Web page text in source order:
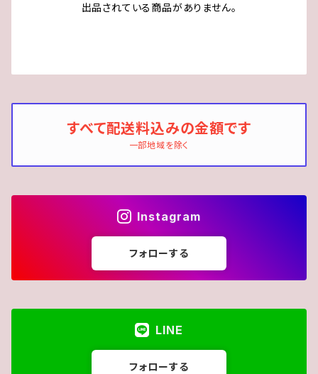
出品されている商品がありません。
すべて配送料込みの金額です
一部地域を除く
Instagram
フォローする
LINE
フォローする